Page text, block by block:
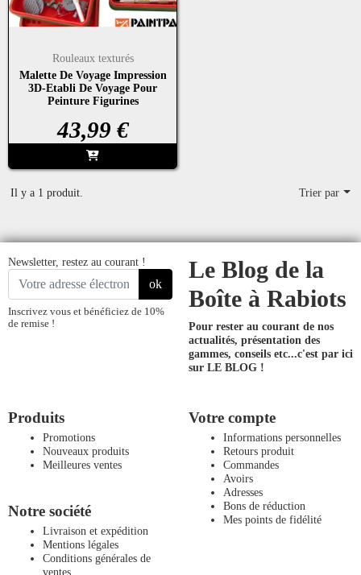
Rouleaux texturés
Malette De Voyage Impression
3D-Etabli De Voyage Pour
Peinture Figurines
Prix
43,99 €
Il y a 1 produit. Trier par
Newsletter, restez au courant !
ok
Inscrivez vous et bénéficiez de 10%
de remise !
Le Blog de la
Boîte à Rabiots
Pour rester au courant de nos
actualités, présentation des
gammes, conseils etc...c'est par ici
sur LE BLOG !
Produits
Promotions
Nouveaux produits
Meilleures ventes
Notre société
Livraison et expédition
Mentions légales
Conditions générales de
ventes
Votre compte
Informations personnelles
Retours produit
Commandes
Avoirs
Adresses
Bons de réduction
Mes points de fidélité